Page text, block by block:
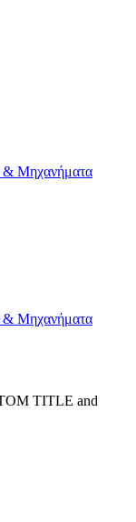
& Μηχανήματα
& Μηχανήματα
TITLE and